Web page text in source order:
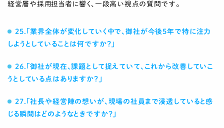
経営層や採用担当者に響く、一段高い視点の質問です。
25.「業界全体が変化していく中で、御社が今後5年で特に注力
しようとしていることは何ですか？」
26.「御社が現在、課題として捉えていて、これから改善していこ
うとしている点はありますか？」
27.「社長や経営陣の想いが、現場の社員まで浸透していると感
じる瞬間はどのようなときですか？」